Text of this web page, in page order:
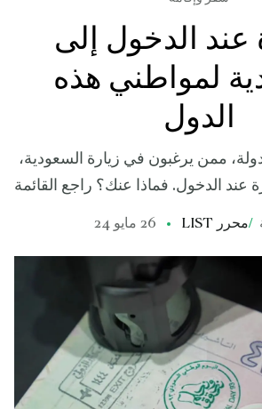
عند الدخول إلى
لمواطني هذه
الدول
مواطني 49 دولة، ممن يرغبون في زيارة السعودية،
عند الدخول. فماذا عنك؟ راجع القائمة
/محرر LIST 26 مايو 24